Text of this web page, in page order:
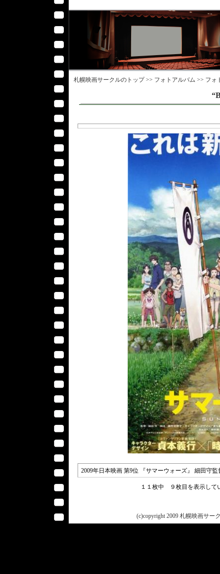
札幌映画サークルのトップ >> フォトアルバム >> フォ
2009年日本映画 第9位 『サマーウォーズ』 細田守監
１１枚中 ９枚目を表示し
(c)copyright 2009 札幌映画サー